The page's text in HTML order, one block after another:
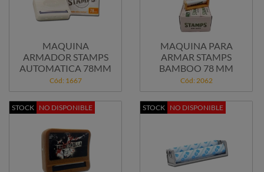
MAQUINA
ARMADOR STAMPS
AUTOMATICA 78MM
Cód: 1667
MAQUINA PARA
ARMAR STAMPS
BAMBOO 78 MM
Cód: 2062
STOCK NO DISPONIBLE STOCK NO DISPONIBLE